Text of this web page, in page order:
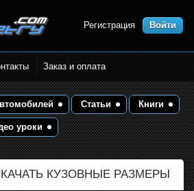
кузова
Регистрация Войти
Заказ и оплата
Статьи Книги
уроки
КУЗОВНЫЕ РАЗМЕРЫ